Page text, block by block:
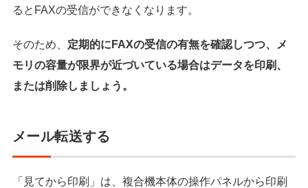
るとFAXの受信ができなくなります。
そのため、 定期的にFAXの受信の有無を確認しつつ、メ
モリの容量が限界が近づいている場合はデータを印刷、
または削除しましょう。
メール転送する
「見てから印刷」は、複合機本体の操作パネルから印刷